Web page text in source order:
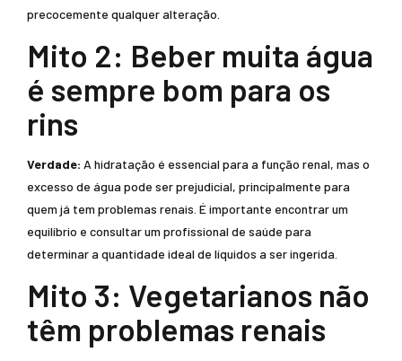
precocemente qualquer alteração.
Mito 2: Beber muita água
é sempre bom para os
rins
Verdade: A hidratação é essencial para a função renal, mas o
excesso de água pode ser prejudicial, principalmente para
quem já tem problemas renais. É importante encontrar um
equilíbrio e consultar um profissional de saúde para
determinar a quantidade ideal de líquidos a ser ingerida.
Mito 3: Vegetarianos não
têm problemas renais